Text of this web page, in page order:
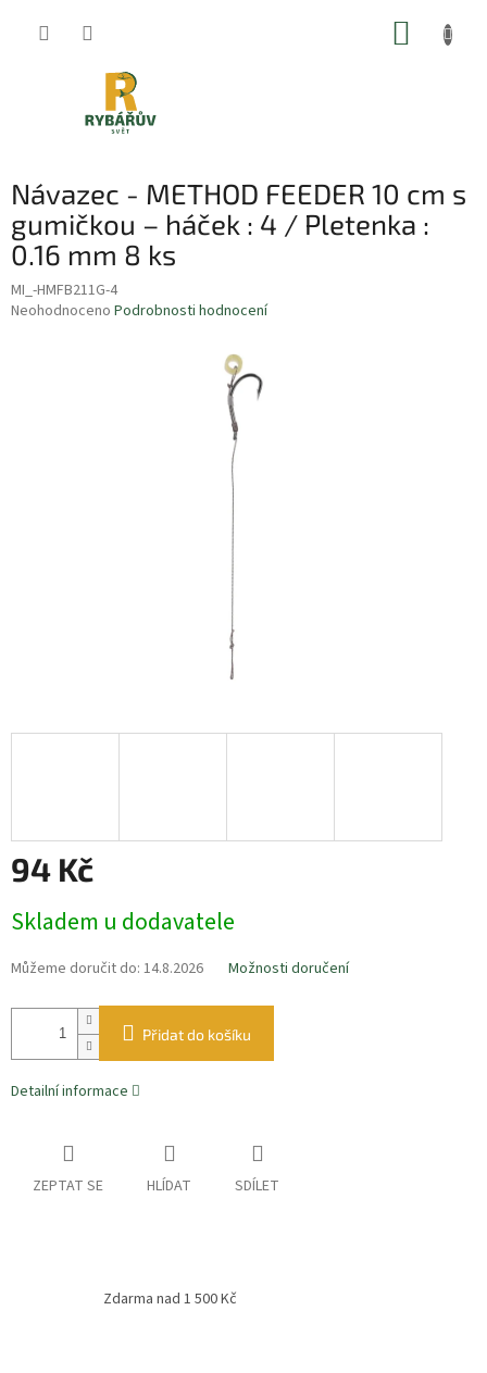
Návazec - METHOD FEEDER 10 cm s
gumičkou – háček : 4 / Pletenka :
0.16 mm 8 ks
MI_-HMFB211G-4
Průměrné
Neohodnoceno Podrobnosti hodnocení
94 Kč
cena:
Skladem u dodavatele
Můžeme doručit do: 14.8.2026 Možnosti doručení
Přidat do košíku
Detailní informace
ZEPTAT SE HLÍDAT SDÍLET
Zdarma nad 1 500 Kč